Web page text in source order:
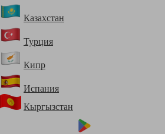
Казахстан
Турция
Кипр
Испания
Кыргызстан